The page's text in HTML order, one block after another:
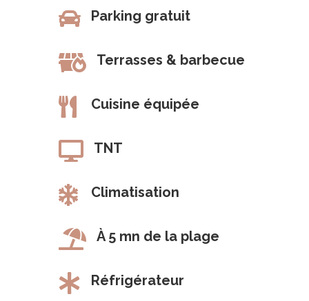
 Parking gratuit
 Terrasses & barbecue
 Cuisine équipée
 TNT
 Climatisation
 À 5 mn de la plage
 Réfrigérateur